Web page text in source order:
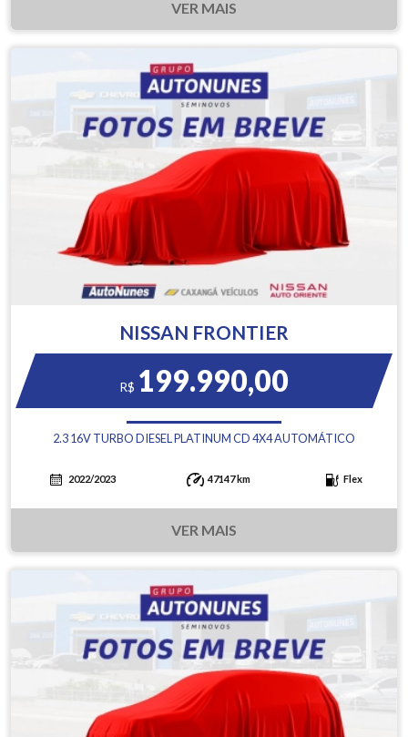
VER MAIS
NISSAN FRONTIER
R$ 199.990,00
2.3 16V TURBO DIESEL PLATINUM CD 4X4 AUTOMÁTICO
2022/2023 47147 km Flex
VER MAIS